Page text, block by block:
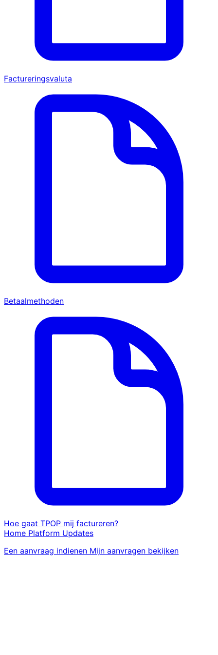
Factureringsvaluta
Betaalmethoden
Hoe gaat TPOP mij factureren?
Home Platform Updates
Een aanvraag indienen Mijn aanvragen bekijken